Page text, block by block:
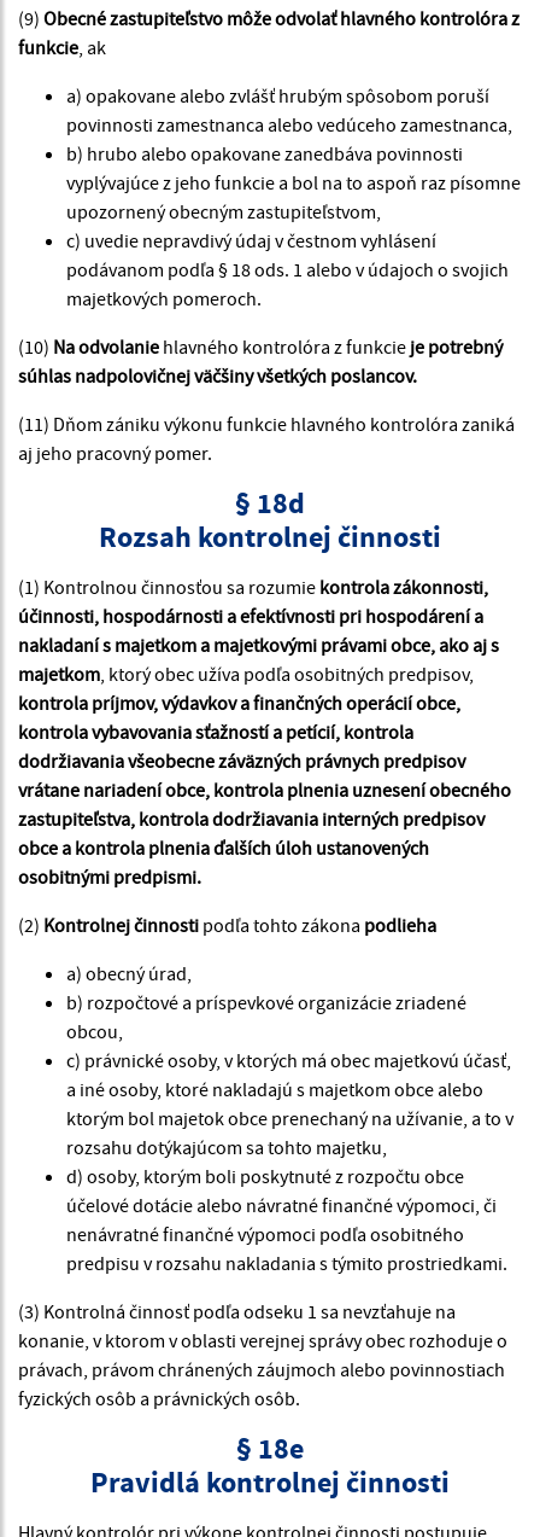
(9) Obecné zastupiteľstvo môže odvolať hlavného kontrolóra z
funkcie , ak
a) opakovane alebo zvlášť hrubým spôsobom poruší
povinnosti zamestnanca alebo vedúceho zamestnanca,
b) hrubo alebo opakovane zanedbáva povinnosti
vyplývajúce z jeho funkcie a bol na to aspoň raz písomne
upozornený obecným zastupiteľstvom,
c) uvedie nepravdivý údaj v čestnom vyhlásení
podávanom podľa § 18 ods. 1 alebo v údajoch o svojich
majetkových pomeroch.
(10) Na odvolanie hlavného kontrolóra z funkcie je potrebný
súhlas nadpolovičnej väčšiny všetkých poslancov.
(11) Dňom zániku výkonu funkcie hlavného kontrolóra zaniká
aj jeho pracovný pomer.
§ 18d
Rozsah kontrolnej činnosti
(1) Kontrolnou činnosťou sa rozumie kontrola zákonnosti,
účinnosti, hospodárnosti a efektívnosti pri hospodárení a
nakladaní s majetkom a majetkovými právami obce, ako aj s
majetkom , ktorý obec užíva podľa osobitných predpisov,
kontrola príjmov, výdavkov a finančných operácií obce,
kontrola vybavovania sťažností a petícií, kontrola
dodržiavania všeobecne záväzných právnych predpisov
vrátane nariadení obce, kontrola plnenia uznesení obecného
zastupiteľstva, kontrola dodržiavania interných predpisov
obce a kontrola plnenia ďalších úloh ustanovených
osobitnými predpismi.
(2) Kontrolnej činnosti podľa tohto zákona podlieha
a) obecný úrad,
b) rozpočtové a príspevkové organizácie zriadené
obcou,
c) právnické osoby, v ktorých má obec majetkovú účasť,
a iné osoby, ktoré nakladajú s majetkom obce alebo
ktorým bol majetok obce prenechaný na užívanie, a to v
rozsahu dotýkajúcom sa tohto majetku,
d) osoby, ktorým boli poskytnuté z rozpočtu obce
účelové dotácie alebo návratné finančné výpomoci, či
nenávratné finančné výpomoci podľa osobitného
predpisu v rozsahu nakladania s týmito prostriedkami.
(3) Kontrolná činnosť podľa odseku 1 sa nevzťahuje na
konanie, v ktorom v oblasti verejnej správy obec rozhoduje o
právach, právom chránených záujmoch alebo povinnostiach
fyzických osôb a právnických osôb.
§ 18e
Pravidlá kontrolnej činnosti
Hlavný kontrolór pri výkone kontrolnej činnosti postupuje